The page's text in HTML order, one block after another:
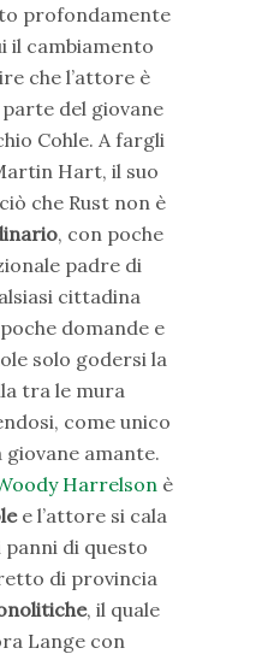
profondamente
il cambiamento
che l’attore è
del giovane
Cohle. A fargli
Hart, il suo
che Rust non è
, con poche
padre di
cittadina
domande e
solo godersi la
tra le mura
come unico
giovane amante.
Harrelson è
e l’attore si cala
di questo
di provincia
, il quale
Lange con